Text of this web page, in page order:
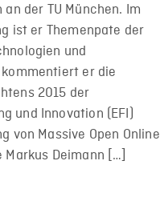
der TU München. Im
ist er Themenpate der
und
er die
2015 der
und Innovation (EFI)
von Massive Open Online
Markus Deimann […]